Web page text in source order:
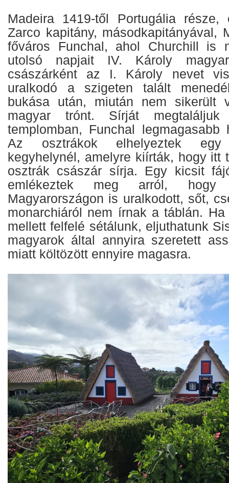
Madeira 1419-től Portugália
Zarco kapitány, másodkapitányával,
főváros Funchal, ahol Churchill is
utolsó napjait IV. Károly
császárként az I. Károly nevet
uralkodó a szigeten talált
bukása után, miután nem sikerült
magyar trónt. Sírját megtaláljuk
templomban, Funchal legmagasabb
Az osztrákok elhelyeztek
kegyhelynél, amelyre kiírták, hogy itt
osztrák császár sírja. Egy kicsit
emlékeztek meg arról, hogy
Magyarországon is uralkodott, sőt,
monarchiáról nem írnak a táblán.
mellett felfelé sétálunk, eljuthatunk
magyarok által annyira szeretett
miatt költözött ennyire magasra.